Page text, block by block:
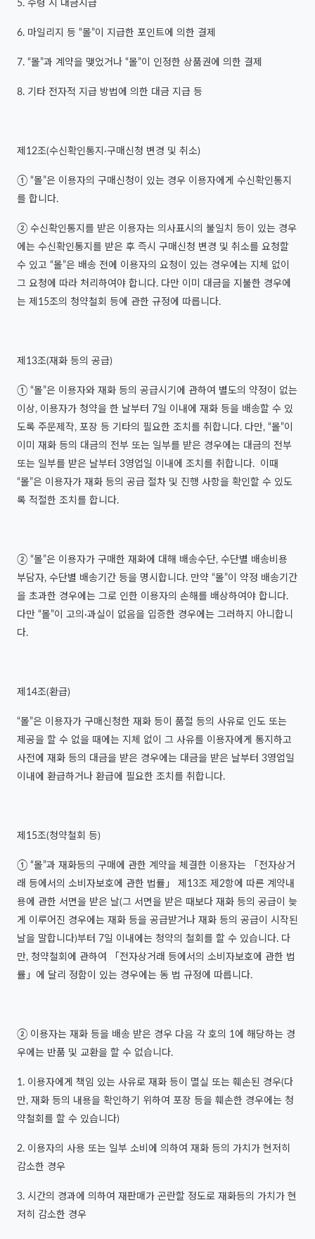
5. 수령 시 대금지급
6. 마일리지 등 “몰”이 지급한 포인트에 의한 결제
7. “몰”과 계약을 맺었거나 “몰”이 인정한 상품권에 의한 결제
8. 기타 전자적 지급 방법에 의한 대금 지급 등
제12조(수신확인통지·구매신청 변경 및 취소)
① “몰”은 이용자의 구매신청이 있는 경우 이용자에게 수신확인통지
를 합니다.
② 수신확인통지를 받은 이용자는 의사표시의 불일치 등이 있는 경우
에는 수신확인통지를 받은 후 즉시 구매신청 변경 및 취소를 요청할
수 있고 “몰”은 배송 전에 이용자의 요청이 있는 경우에는 지체 없이
그 요청에 따라 처리하여야 합니다. 다만 이미 대금을 지불한 경우에
는 제15조의 청약철회 등에 관한 규정에 따릅니다.
제13조(재화 등의 공급)
① “몰”은 이용자와 재화 등의 공급시기에 관하여 별도의 약정이 없는
이상, 이용자가 청약을 한 날부터 7일 이내에 재화 등을 배송할 수 있
도록 주문제작, 포장 등 기타의 필요한 조치를 취합니다. 다만, “몰”이
이미 재화 등의 대금의 전부 또는 일부를 받은 경우에는 대금의 전부
또는 일부를 받은 날부터 3영업일 이내에 조치를 취합니다. 이때
“몰”은 이용자가 재화 등의 공급 절차 및 진행 사항을 확인할 수 있도
록 적절한 조치를 합니다.
② “몰”은 이용자가 구매한 재화에 대해 배송수단, 수단별 배송비용
부담자, 수단별 배송기간 등을 명시합니다. 만약 “몰”이 약정 배송기간
을 초과한 경우에는 그로 인한 이용자의 손해를 배상하여야 합니다.
다만 “몰”이 고의·과실이 없음을 입증한 경우에는 그러하지 아니합니
다.
제14조(환급)
“몰”은 이용자가 구매신청한 재화 등이 품절 등의 사유로 인도 또는
제공을 할 수 없을 때에는 지체 없이 그 사유를 이용자에게 통지하고
사전에 재화 등의 대금을 받은 경우에는 대금을 받은 날부터 3영업일
이내에 환급하거나 환급에 필요한 조치를 취합니다.
제15조(청약철회 등)
① “몰”과 재화등의 구매에 관한 계약을 체결한 이용자는 「전자상거
래 등에서의 소비자보호에 관한 법률」 제13조 제2항에 따른 계약내
용에 관한 서면을 받은 날(그 서면을 받은 때보다 재화 등의 공급이 늦
게 이루어진 경우에는 재화 등을 공급받거나 재화 등의 공급이 시작된
날을 말합니다)부터 7일 이내에는 청약의 철회를 할 수 있습니다. 다
만, 청약철회에 관하여 「전자상거래 등에서의 소비자보호에 관한 법
률」에 달리 정함이 있는 경우에는 동 법 규정에 따릅니다.
② 이용자는 재화 등을 배송 받은 경우 다음 각 호의 1에 해당하는 경
우에는 반품 및 교환을 할 수 없습니다.
1. 이용자에게 책임 있는 사유로 재화 등이 멸실 또는 훼손된 경우(다
만, 재화 등의 내용을 확인하기 위하여 포장 등을 훼손한 경우에는 청
약철회를 할 수 있습니다)
2. 이용자의 사용 또는 일부 소비에 의하여 재화 등의 가치가 현저히
감소한 경우
3. 시간의 경과에 의하여 재판매가 곤란할 정도로 재화등의 가치가 현
저히 감소한 경우